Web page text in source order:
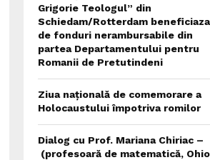
Grigorie Teologul” din
Schiedam/Rotterdam beneficiaza
de fonduri nerambursabile din
partea Departamentului pentru
Romanii de Pretutindeni
Ziua națională de comemorare a
Holocaustului împotriva romilor
Dialog cu Prof. Mariana Chiriac –
(profesoară de matematică,